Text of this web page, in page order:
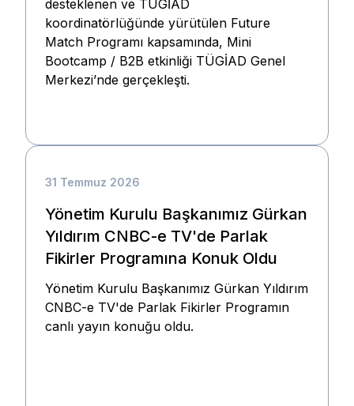
desteklenen ve TÜGİAD
koordinatörlüğünde yürütülen Future
Match Programı kapsamında, Mini
Bootcamp / B2B etkinliği TÜGİAD Genel
Merkezi’nde gerçekleşti.
31 Temmuz 2026
Yönetim Kurulu Başkanımız Gürkan
Yıldırım CNBC-e TV'de Parlak
Fikirler Programına Konuk Oldu
Yönetim Kurulu Başkanımız Gürkan Yıldırım
CNBC-e TV'de Parlak Fikirler Programın
canlı yayın konuğu oldu.